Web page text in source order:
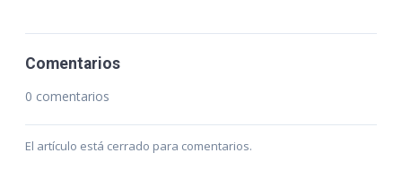
Comentarios
0 comentarios
El artículo está cerrado para comentarios.